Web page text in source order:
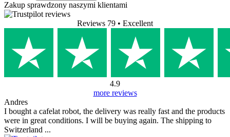
Zakup sprawdzony naszymi klientami
Reviews 79 • Excellent
4.9
more reviews
Andres
I bought a cafelat robot, the delivery was really fast and the products
were in great conditions. I will be buying again. The shipping to
Switzerland ...